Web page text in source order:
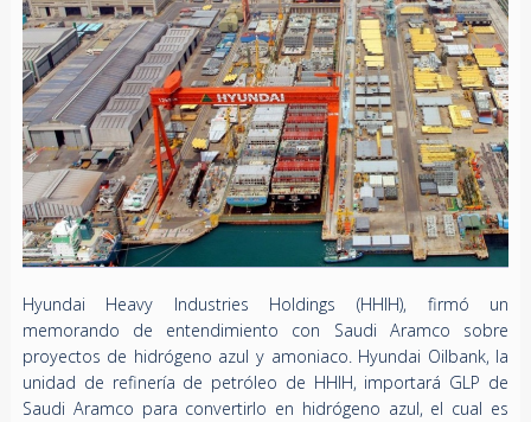
Hyundai Heavy Industries Holdings (HHIH), firmó un
memorando de entendimiento con Saudi Aramco sobre
proyectos de hidrógeno azul y amoniaco. Hyundai Oilbank, la
unidad de refinería de petróleo de HHIH, importará GLP de
Saudi Aramco para convertirlo en hidrógeno azul, el cual es